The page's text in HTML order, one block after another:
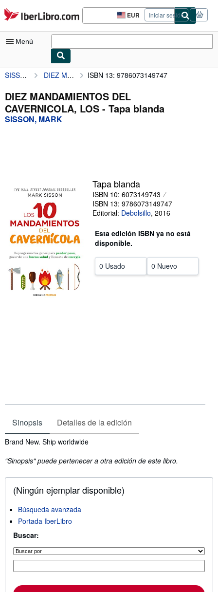
Pasar al contenido principal
IberLibro.com EUR
Preferencias
de
del
Iniciar sesión
Menú
Mi cuenta
Consultar mis pedidos
Búsqueda avanzada
Comenzar a vender
Ayuda
CERRAR
SISSON, MARK DIEZ MANDAMIENTOS DEL CAVERNICOLA, LOS ISBN 13: 9786073149747
DIEZ MANDAMIENTOS DEL
CAVERNICOLA, LOS - Tapa blanda
SISSON, MARK
Tapa blanda
ISBN 10: 6073149743
ISBN 13: 9786073149747
Editorial: Debolsillo, 2016
Esta edición ISBN ya no está
disponible.
0 Usado 0 Nuevo
Sinopsis Detalles de la edición
Sinopsis
Brand New. Ship worldwide
"Sinopsis" puede pertenecer a otra edición de este libro.
(Ningún ejemplar disponible)
Búsqueda avanzada
Portada IberLibro
Buscar: